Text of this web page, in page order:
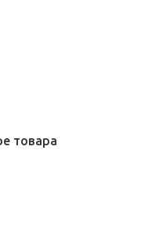
товара